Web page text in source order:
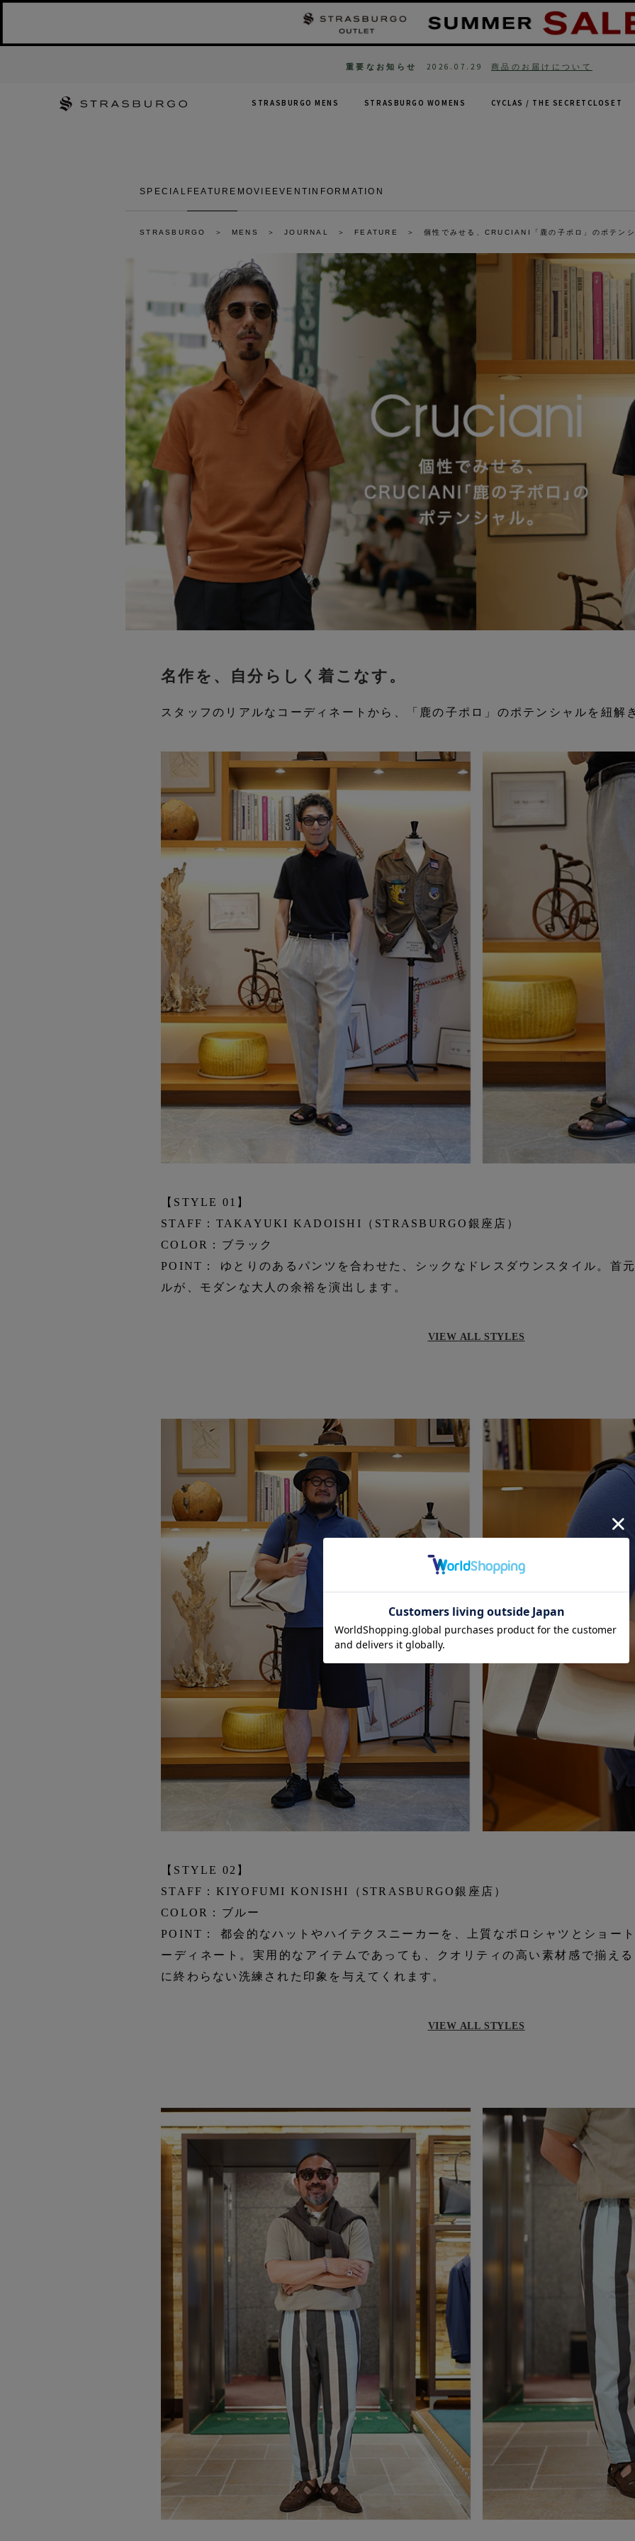
重要なお知らせ 2026.07.29 商品のお届けについて
STRASBURGO MENS STRASBURGO WOMENS CYCLAS / THE SECRETCLOSET
SPECIAL FEATURE MOVIE EVENT INFORMATION
STRASBURGO MENS JOURNAL FEATURE 個性でみせる、CRUCIANI「鹿の子ポロ」のポテン
名作を、自分らしく着こなす。
スタッフのリアルなコーディネートから、「鹿の子ポロ」のポテンシャルを紐解
【STYLE 01】
STAFF：TAKAYUKI KADOISHI（STRASBURGO銀座店）
COLOR：ブラック
POINT： ゆとりのあるパンツを合わせた、シックなドレスダウンスタイル。首
ルが、モダンな大人の余裕を演出します。
VIEW ALL STYLES
【STYLE 02】
STAFF：KIYOFUMI KONISHI（STRASBURGO銀座店）
COLOR：ブルー
POINT： 都会的なハットやハイテクスニーカーを、上質なポロシャツとショー
ーディネート。実用的なアイテムであっても、クオリティの高い素材感で揃え
に終わらない洗練された印象を与えてくれます。
VIEW ALL STYLES